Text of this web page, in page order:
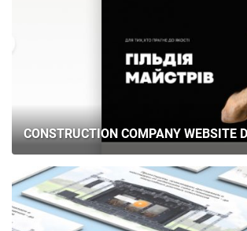
CONSTRUCTION COMPANY WEBSITE